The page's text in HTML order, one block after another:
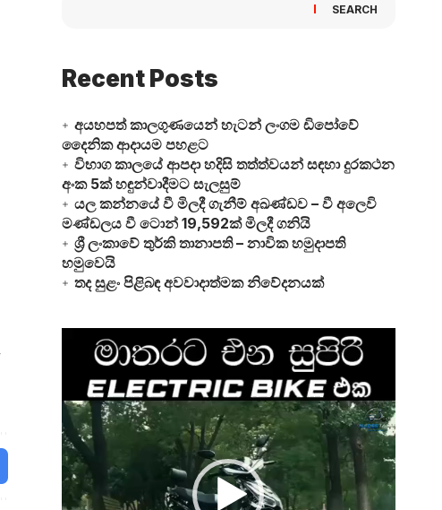
SEARCH
Recent Posts
අයහපත් කාලගුණයෙන් හැටන් ලංගම ඩිපෝවේ
දෛනික ආදායම පහළට
විභාග කාලයේ ආපදා හදිසි තත්ත්වයන් සඳහා දුරකථන
අංක 5ක් හඳුන්වාදීමට සැලසුම්
යල කන්නයේ වී මිලදී ගැනීම් අඛණ්ඩව – වී අලෙවි
මණ්ඩලය වී ටොන් 19,592ක් මිලදී ගනියි
ශ්‍රී ලංකාවේ තුර්කි තානාපති – නාවික හමුදාපති
හමුවෙයි
තද සුළං පිළිබඳ අවවාදාත්මක නිවේදනයක්
Video
Player